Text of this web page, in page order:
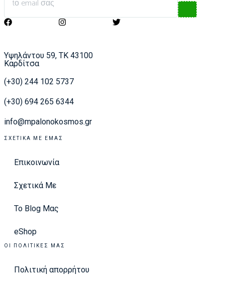
Υψηλάντου 59, ΤΚ 43100
Καρδίτσα
(+30) 244 102 5737
(+30) 694 265 6344
info@mpalonokosmos.gr
ΣΧΕΤΙΚΆ ΜΕ ΕΜΆΣ
Επικοινωνία
Σχετικά Με
Το Blog Μας
eShop
ΟΙ ΠΟΛΙΤΙΚΈΣ ΜΑΣ
Πολιτική απορρήτου